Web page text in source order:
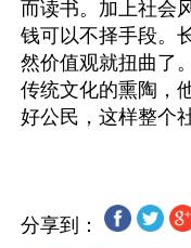
而读书。加上社会
钱可以不择手段。
然价值观就扭曲了
传统文化的熏陶，
分享到：